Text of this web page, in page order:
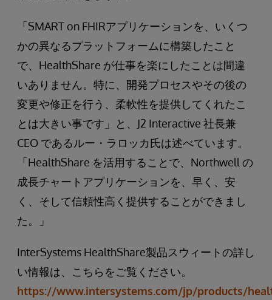
「SMART on FHIRアプリケーションを、いくつ
かの異なるプラットフォームに構築したこと
で、HealthShare が仕事を楽にしたことは間違
いありません。特に、開発プロセスやその後の
変更や修正を行う、柔軟性を提供してくれたこ
とは大きい事です」と、J2 Interactive 社長兼
CEO であるルー・ラロッカ氏は述べています。
「HealthShare を活用することで、Northwell の
成長チャートアプリケーションを、早く、安
く、そして信頼性高く提供することができまし
た。」
InterSystems HealthShare製品スウィートの詳し
い情報は、こちらをご覧ください。
https://www.intersystems.com/jp/products/